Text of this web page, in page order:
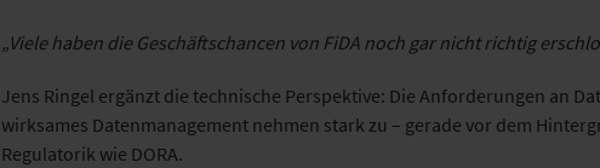
„Viele haben die Geschäftschancen von FiDA noch gar nicht richtig
Jens Ringel ergänzt die technische Perspektive: Die Anforderungen an
wirksames Datenmanagement nehmen stark zu – gerade vor dem
Regulatorik wie DORA.